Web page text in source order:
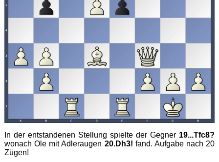
In der entstandenen Stellung spielte der Gegner 19...Tfc8?
wonach Ole mit Adleraugen 20.Dh3! fand. Aufgabe nach 20
Zügen!